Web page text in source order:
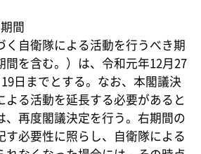
間
自衛隊による活動を行うべき期
間を含む。）は、令和元年12月27
日までとする。なお、本閣議決
よる活動を延長する必要があると
、再度閣議決定を行う。右期間の
す必要性に照らし、自衛隊による